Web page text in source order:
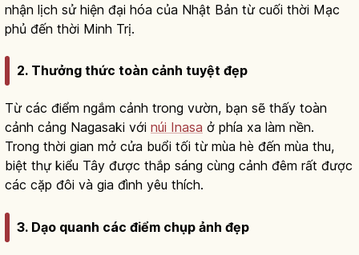
nhận lịch sử hiện đại hóa của Nhật Bản từ cuối thời Mạc
phủ đến thời Minh Trị.
2. Thưởng thức toàn cảnh tuyệt đẹp
Từ các điểm ngắm cảnh trong vườn, bạn sẽ thấy toàn
cảnh cảng Nagasaki với núi Inasa ở phía xa làm nền.
Trong thời gian mở cửa buổi tối từ mùa hè đến mùa thu,
biệt thự kiểu Tây được thắp sáng cùng cảnh đêm rất được
các cặp đôi và gia đình yêu thích.
3. Dạo quanh các điểm chụp ảnh đẹp